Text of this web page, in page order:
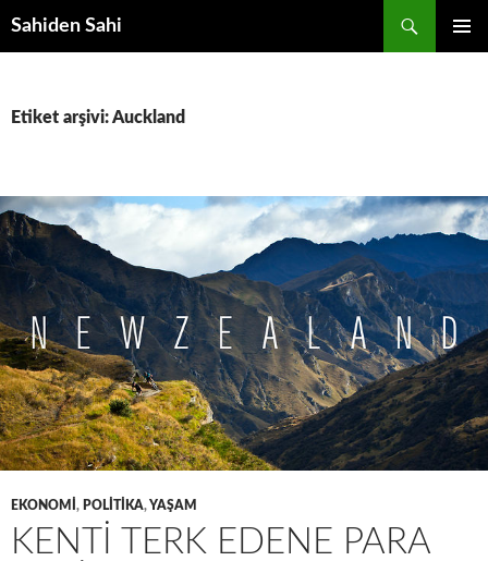
Sahiden Sahi
Etiket arşivi: Auckland
EKONOMI , POLITIKA,YAŞAM
KENTI TERK EDENE PARA